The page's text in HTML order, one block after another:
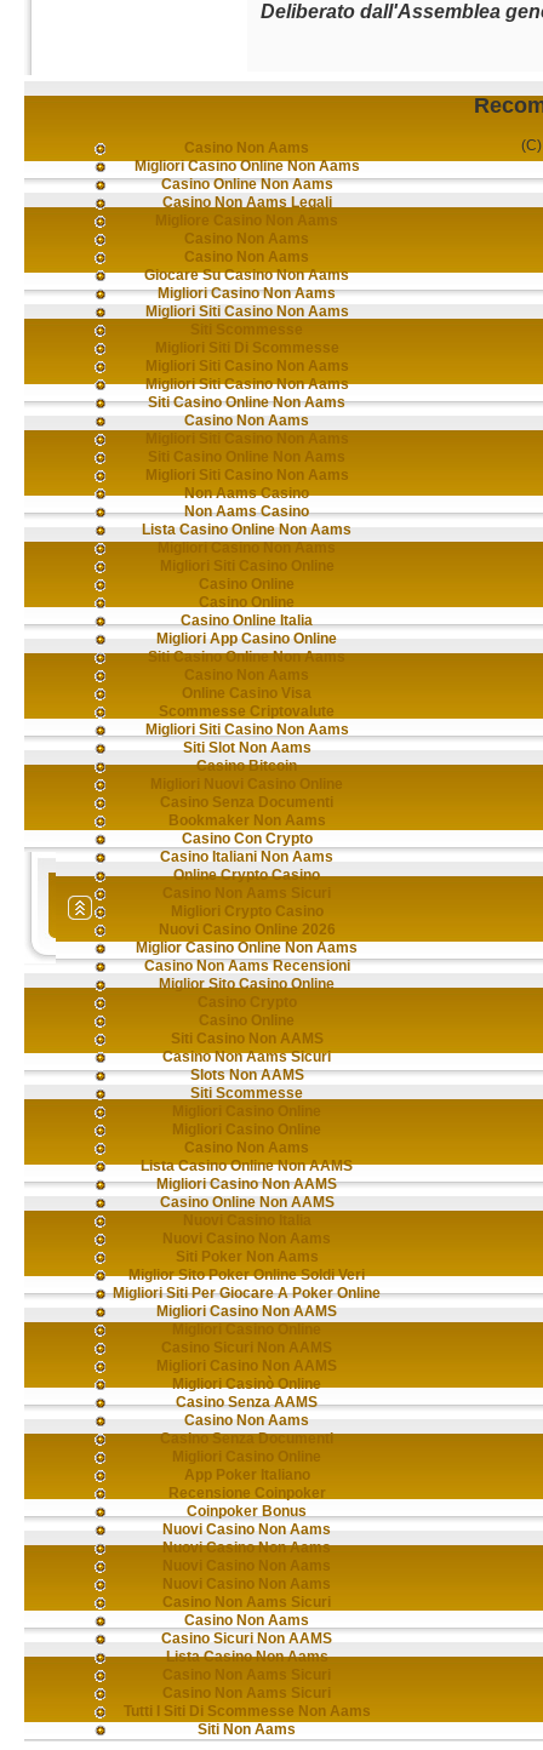
Deliberato dall'Assemblea
Casino Non Aams
Migliori Casino Online Non Aams
Casino Online Non Aams
Casino Non Aams Legali
Migliore Casino Non Aams
Casino Non Aams
Casino Non Aams
Giocare Su Casino Non Aams
Migliori Casino Non Aams
Migliori Siti Casino Non Aams
Migliori Siti Di Scommesse
Migliori Siti Casino Non Aams
Migliori Siti Casino Non Aams
Siti Casino Online Non Aams
Casino Non Aams
Siti Casino Online Non Aams
Migliori Siti Casino Non Aams
Non Aams Casino
Non Aams Casino
Lista Casino Online Non Aams
Migliori Casino Non Aams
Migliori Siti Casino Online
Casino Online
Casino Online
Casino Online Italia
Migliori App Casino Online
Siti Casino Online Non Aams
Casino Non Aams
Online Casino Visa
Scommesse Criptovalute
Migliori Siti Casino Non Aams
Siti Slot Non Aams
Casino Bitcoin
Migliori Nuovi Casino Online
Casino Senza Documenti
Bookmaker Non Aams
Casino Con Crypto
Casino Italiani Non Aams
Online Crypto Casino
Casino Non Aams Sicuri
Migliori Crypto Casino
Nuovi Casino Online 2026
Miglior Casino Online Non Aams
Casino Non Aams Recensioni
Miglior Sito Casino Online
Casino Crypto
Casino Online
Siti Casino Non AAMS
Casino Non Aams Sicuri
Slots Non AAMS
Siti Scommesse
Migliori Casino Online
Casino Non Aams
Lista Casino Online Non AAMS
Migliori Casino Non AAMS
Casino Online Non AAMS
Nuovi Casino Non Aams
Siti Poker Non Aams
Miglior Sito Poker Online Soldi Veri
Migliori Siti Per Giocare A Poker Online
Migliori Casino Non AAMS
Casino Sicuri Non AAMS
Migliori Casino Non AAMS
Migliori Casinò Online
Casino Senza AAMS
Casino Non Aams
Casino Senza Documenti
Migliori Casino Online
App Poker Italiano
Recensione Coinpoker
Coinpoker Bonus
Nuovi Casino Non Aams
Nuovi Casino Non Aams
Nuovi Casino Non Aams
Nuovi Casino Non Aams
Casino Non Aams Sicuri
Casino Non Aams
Casino Sicuri Non AAMS
Lista Casino Non Aams
Casino Non Aams Sicuri
Casino Non Aams Sicuri
Tutti I Siti Di Scommesse Non Aams
Siti Non Aams